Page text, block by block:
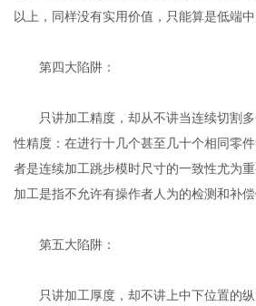
以上，同样没有实用价值，只能算是低端中
第四大陷阱：
只讲加工精度，却从不讲当连续切割多
性精度：在进行十几个甚至几十个相同零
者是连续加工跳步模时尺寸的一致性尤为
加工是指不允许有操作者人为的检测和补偿
第五大陷阱：
只讲加工厚度，却不讲上中下位置的纵